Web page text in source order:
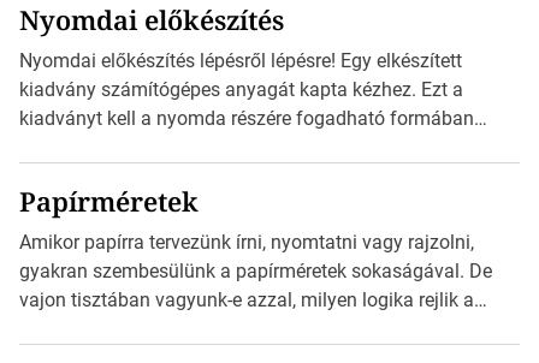
okostelefonjára telepíthet egy QR-kód-leolvasó
alkalmazást, ami leolvasni és dekódolni képes az URL-
információt és átirányítja a telefon böngészőjét a cég
weblapjára. A QR-kód beolvasása után a felhasználó
Nyomdai előkészítés
Nyomdai előkészítés lépésről lépésre! Egy elkészített
kiadvány számítógépes anyagát kapta kézhez. Ezt a
kiadványt kell a nyomda részére fogadható formában
Illustratorban készült vektorgrafika. *Hirdetés Minden
esetben konzultáljunk a nyomdával, mielőtt elkezdjük a
nyomdai előkészítést!Nehogy az elkészült munka után
derüljön ki, hogy valamit másképp kellett volna csinálni! […]
Papírméretek
Amikor papírra tervezünk írni, nyomtatni vagy rajzolni,
gyakran szembesülünk a papírméretek sokaságával. De
vajon tisztában vagyunk-e azzal, milyen logika rejlik a